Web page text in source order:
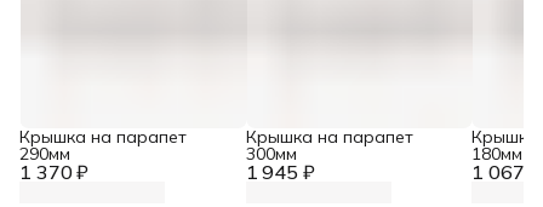
1 370 ₽
Крышка на парапет
290мм
1 945 ₽
Крышка на парапет
300мм
1 067 ₽
Крышка
180мм